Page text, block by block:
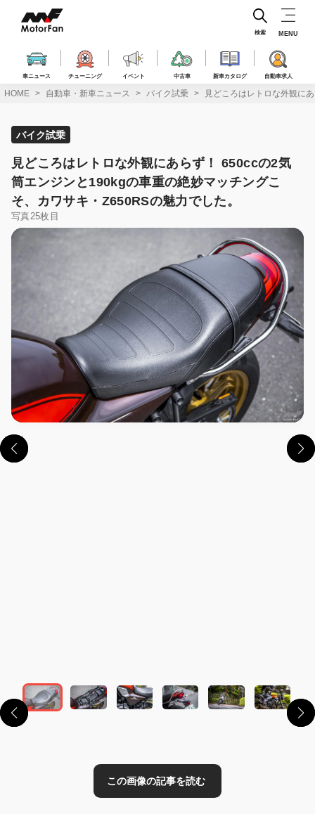
ス
車ニュース チューニング イベント 中古車 新車カタログ 自動車求人
検索 MENU
HOME 自動車・新車ニュース バイク試乗 見どころはレトロな外観に
バイク試乗
見どころはレトロな外観にあらず！ 650ccの2気
筒エンジンと190kgの車重の絶妙マッチングこ
そ、カワサキ・Z650RSの魅力でした。
写真25枚目